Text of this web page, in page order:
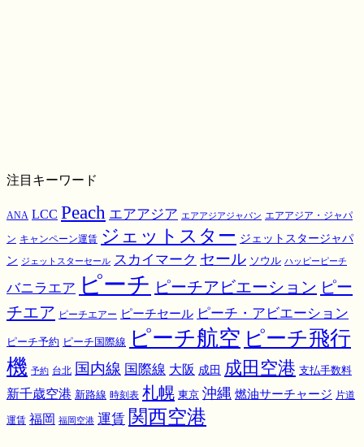
注目キーワード
ANA LCC Peach エアアジア エアアジアジャパン エアアジア・ジャパ
ン キャンペーン運賃 ジェットスター ジェットスタージャパ
ン ジェットスターセール スカイマーク セール ソウル ハッピーピーチ
バニラエア ピーチ ピーチアビエーション ピー
チエア ピーチエアー ピーチセール ピーチ・アビエーション
ピーチ予約 ピーチ国際線 ピーチ航空 ピーチ飛行
機 予約 台北 国内線 国際線 大阪 成田 成田空港 支払手数料
新千歳空港 新路線 時刻表 札幌 東京 沖縄 燃油サーチャージ 片道
運賃 福岡 福岡空港 運賃 関西空港